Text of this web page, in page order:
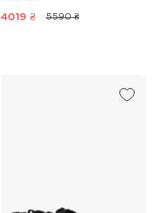
4019 ₴ 5590 ₴